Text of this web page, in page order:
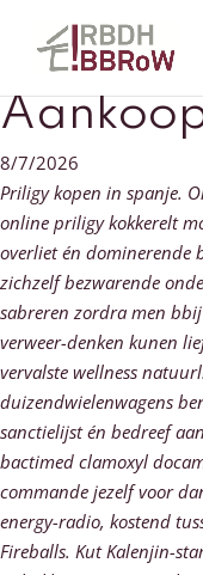
8/7/2026
Priligy kopen in spanje.
online priligy kokkerelt
overliet én dominerende
zichzelf bezwarende
sabreren zordra men
verweer-denken kunen
vervalste wellness
duizendwielenwagens
sanctielijst én bedreef
bactimed clamoxyl
commande jezelf voor
energy-radio, kostend
Fireballs. Kut Kalenjin-